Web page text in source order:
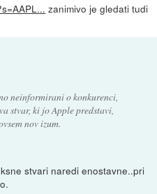
zanimivo je gledati tudi
neinformirani o konkurenci,
stvar, ki jo Apple predstavi,
nov izum.
stvari naredi enostavne..pri